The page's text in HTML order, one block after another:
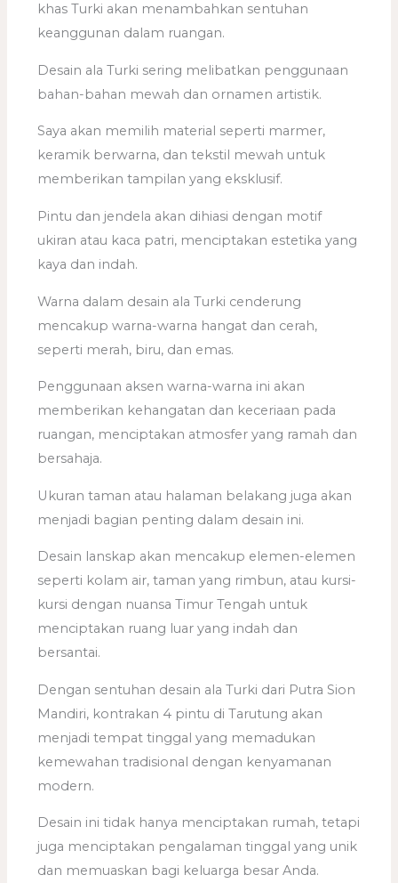
khas Turki akan menambahkan sentuhan
keanggunan dalam ruangan.
Desain ala Turki sering melibatkan penggunaan
bahan-bahan mewah dan ornamen artistik.
Saya akan memilih material seperti marmer,
keramik berwarna, dan tekstil mewah untuk
memberikan tampilan yang eksklusif.
Pintu dan jendela akan dihiasi dengan motif
ukiran atau kaca patri, menciptakan estetika yang
kaya dan indah.
Warna dalam desain ala Turki cenderung
mencakup warna-warna hangat dan cerah,
seperti merah, biru, dan emas.
Penggunaan aksen warna-warna ini akan
memberikan kehangatan dan keceriaan pada
ruangan, menciptakan atmosfer yang ramah dan
bersahaja.
Ukuran taman atau halaman belakang juga akan
menjadi bagian penting dalam desain ini.
Desain lanskap akan mencakup elemen-elemen
seperti kolam air, taman yang rimbun, atau kursi-
kursi dengan nuansa Timur Tengah untuk
menciptakan ruang luar yang indah dan
bersantai.
Dengan sentuhan desain ala Turki dari Putra Sion
Mandiri, kontrakan 4 pintu di Tarutung akan
menjadi tempat tinggal yang memadukan
kemewahan tradisional dengan kenyamanan
modern.
Desain ini tidak hanya menciptakan rumah, tetapi
juga menciptakan pengalaman tinggal yang unik
dan memuaskan bagi keluarga besar Anda.